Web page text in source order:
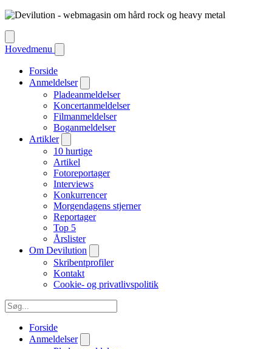
Hovedmenu
Forside
Anmeldelser
Pladeanmeldelser
Koncertanmeldelser
Filmanmeldelser
Boganmeldelser
Artikler
10 hurtige
Artikel
Fotoreportager
Interviews
Konkurrencer
Morgendagens stjerner
Reportager
Top 5
Årslister
Om Devilution
Skribentprofiler
Kontakt
Cookie- og privatlivspolitik
Forside
Anmeldelser